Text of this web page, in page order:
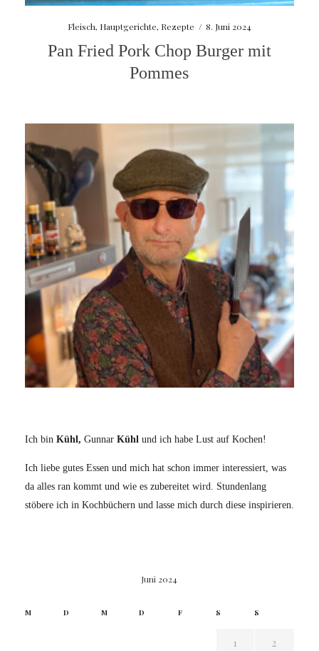
Fleisch, Hauptgerichte, Rezepte / 8. Juni 2024
Pan Fried Pork Chop Burger mit
Pommes
Ich bin Kühl, Gunnar Kühl und ich habe Lust auf Kochen!
Ich liebe gutes Essen und mich hat schon immer interessiert, was
da alles ran kommt und wie es zubereitet wird. Stundenlang
stöbere ich in Kochbüchern und lasse mich durch diese inspirieren.
Juni 2024
M D M D F S S
1 2